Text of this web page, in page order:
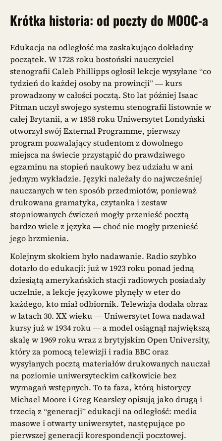
Krótka historia: od poczty do MOOC-a
Edukacja na odległość ma zaskakująco dokładny
początek. W 1728 roku bostoński nauczyciel
stenografii Caleb Phillipps ogłosił lekcje wysyłane “co
tydzień do każdej osoby na prowincji” — kurs
prowadzony w całości pocztą. Sto lat później Isaac
Pitman uczył swojego systemu stenografii listownie w
całej Brytanii, a w 1858 roku Uniwersytet Londyński
otworzył swój External Programme, pierwszy
program pozwalający studentom z dowolnego
miejsca na świecie przystąpić do prawdziwego
egzaminu na stopień naukowy bez udziału w ani
jednym wykładzie. Języki należały do najwcześniej
nauczanych w ten sposób przedmiotów, ponieważ
drukowana gramatyka, czytanka i zestaw
stopniowanych ćwiczeń mogły przenieść pocztą
bardzo wiele z języka — choć nie mogły przenieść
jego brzmienia.
Kolejnym skokiem było nadawanie. Radio szybko
dotarło do edukacji: już w 1923 roku ponad jedną
dziesiątą amerykańskich stacji radiowych posiadały
uczelnie, a lekcje językowe płynęły w eter do
każdego, kto miał odbiornik. Telewizja dodała obraz
w latach 30. XX wieku — Uniwersytet Iowa nadawał
kursy już w 1934 roku — a model osiągnął największą
skalę w 1969 roku wraz z brytyjskim Open University,
który za pomocą telewizji i radia BBC oraz
wysyłanych pocztą materiałów drukowanych nauczał
na poziomie uniwersyteckim całkowicie bez
wymagań wstępnych. To ta faza, którą historycy
Michael Moore i Greg Kearsley opisują jako drugą i
trzecią z “generacji” edukacji na odległość: media
masowe i otwarty uniwersytet, następujące po
pierwszej generacji korespondencji pocztowej.